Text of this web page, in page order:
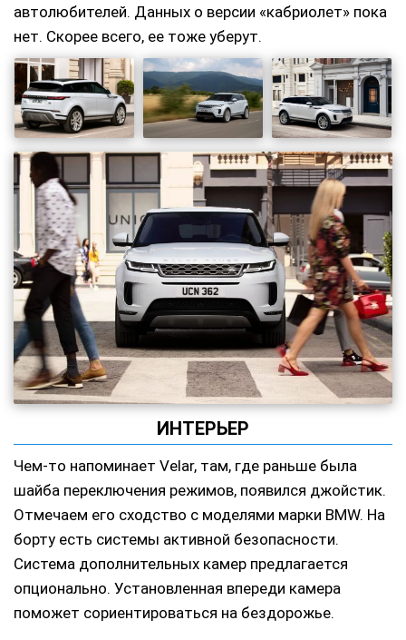
автолюбителей. Данных о версии «кабриолет» пока
нет. Скорее всего, ее тоже уберут.
ИНТЕРЬЕР
Чем-то напоминает Velar, там, где раньше была
шайба переключения режимов, появился джойстик.
Отмечаем его сходство с моделями марки BMW. На
борту есть системы активной безопасности.
Система дополнительных камер предлагается
опционально. Установленная впереди камера
поможет сориентироваться на бездорожье.